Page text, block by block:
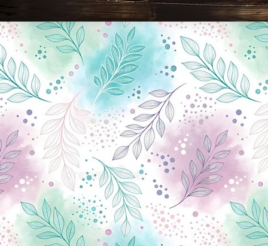
Новини Чернігова, Чернігівські новини, Чернігівський формат, новини Чернігова, події в Чернігові: політика, економіка, аналітика, культура, відеоновини, екологія, спортивний Чернігів, туризм, Чернігів